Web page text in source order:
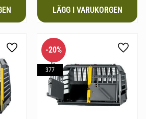
Lägg till i favoriter
20%
377
Lägg